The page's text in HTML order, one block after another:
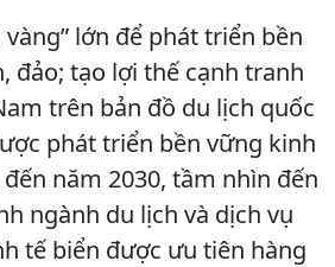
lớn để phát triển bền
đảo; tạo lợi thế cạnh tranh
trên bản đồ du lịch quốc
phát triển bền vững kinh
năm 2030, tầm nhìn đến
ngành du lịch và dịch vụ
tế biển được ưu tiên hàng